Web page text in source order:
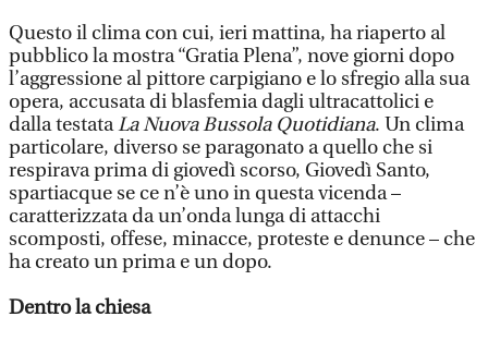
Questo il clima con cui, ieri mattina, ha riaperto al
pubblico la mostra “Gratia Plena”, nove giorni dopo
l’aggressione al pittore carpigiano e lo sfregio alla sua
opera, accusata di blasfemia dagli ultracattolici e
dalla testataLa Nuova Bussola Quotidiana. Un clima
particolare, diverso se paragonato a quello che si
respirava prima di giovedì scorso, Giovedì Santo,
spartiacque se ce n’è uno in questa vicenda –
caratterizzata da un’onda lunga di attacchi
scomposti, offese, minacce, proteste e denunce – che
ha creato un prima e un dopo.
Dentro la chiesa